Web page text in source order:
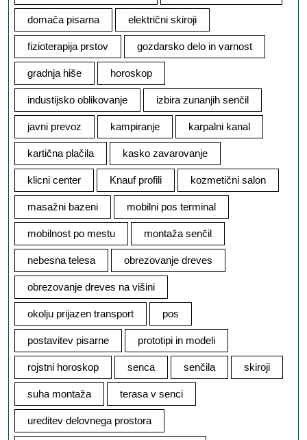
domača pisarna električni skiroji
fizioterapija prstov gozdarsko delo in varnost
gradnja hiše horoskop
industijsko oblikovanje izbira zunanjih senčil
javni prevoz kampiranje karpalni kanal
kartična plačila kasko zavarovanje
klicni center Knauf profili kozmetični salon
masažni bazeni mobilni pos terminal
mobilnost po mestu montaža senčil
nebesna telesa obrezovanje dreves
obrezovanje dreves na višini
okolju prijazen transport pos
postavitev pisarne prototipi in modeli
rojstni horoskop senca senčila skiroji
suha montaža terasa v senci
ureditev delovnega prostora